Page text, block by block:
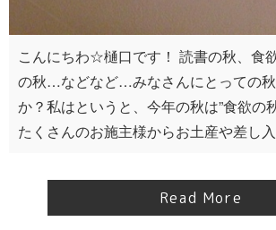
こんにちわ☆樋口です！ 読書の秋、食
の秋…などなど…みなさんにとっての
か？私はというと、今年の秋は”食欲の
たくさんのお施主様からお土産や差し
Read More